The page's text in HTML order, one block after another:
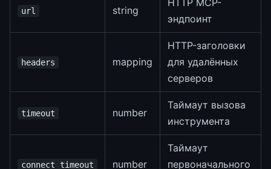
url string
HTTP MCP-
эндпоинт
headers mapping
HTTP-заголовки
для удалённых
серверов
timeout number
Таймаут вызова
инструмента
connect_timeout number
Таймаут
первоначального